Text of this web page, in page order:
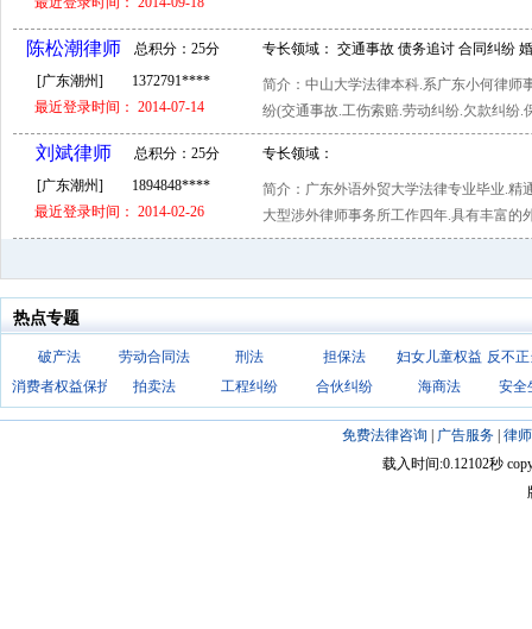
陈松潮律师
总积分：25分
[广东潮州]
1372791****
最近登录时间： 2014-07-14
专长领域： 交通事故 债务追讨 合同纠纷
仲裁 取保候审 保险理赔
简介：中山大学法律本科.系广东小何律师
纷(交通事故.工伤索赔.劳动纠纷.欠款纠纷.
刘斌律师
总积分：25分
[广东潮州]
1894848****
最近登录时间： 2014-02-26
专长领域：
简介：广东外语外贸大学法律专业毕业.精
大型涉外律师事务所工作四年.具有丰富的
热点专题
破产法 劳动合同法 刑法 担保法 妇女儿童权益 反不
消费者权益保护法
拍卖法 工程纠纷 合伙纠纷 海商法 安全
免费法律咨询 广告服务| 律
载入时间:0.12102秒